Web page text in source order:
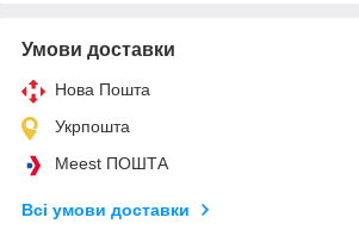
Умови доставки
Нова Пошта
Укрпошта
Meest ПОШТА
Всі умови доставки